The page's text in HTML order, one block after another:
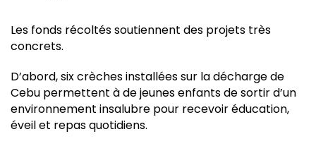
Les fonds récoltés soutiennent des projets très
concrets.
D’abord, six crèches installées sur la décharge de
Cebu permettent à de jeunes enfants de sortir d’un
environnement insalubre pour recevoir éducation,
éveil et repas quotidiens.